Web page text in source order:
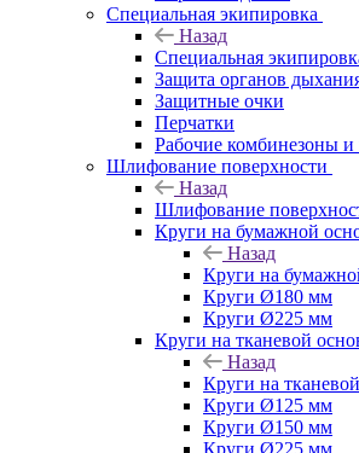
Специальная экипировка
Назад
Специальная
Защита органов
Защитные очки
Перчатки
Рабочие комбинезоны
Шлифование поверхности
Назад
Шлифование
Круги на бумажной
Назад
Круги на
Круги Ø180 мм
Круги Ø225 мм
Круги на тканевой
Назад
Круги на
Круги Ø125 мм
Круги Ø150 мм
Круги Ø225 мм